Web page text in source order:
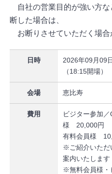
自社の営業目的が強い方な
断した場合は、
お断りさせていただく場合
日時
2026年09月09
（18:15開場）
会場 恵比寿
費用
ビジター参加
様 20,000円
有料会員様
※ご紹介いただ
案内いたします
※無料会員様・